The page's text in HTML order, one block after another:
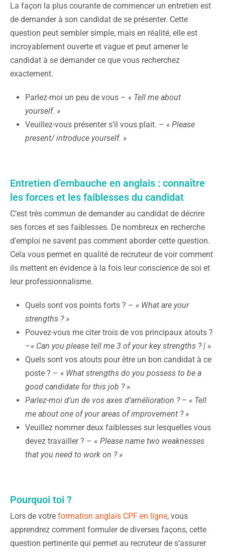
La façon la plus courante de commencer un entretien est
de demander à son candidat de se présenter. Cette
question peut sembler simple, mais en réalité, elle est
incroyablement ouverte et vague et peut amener le
candidat à se demander ce que vous recherchez
exactement.
Parlez-moi un peu de vous – « Tell me about
yourself. »
Veuillez-vous présenter s’il vous plait. – « Please
present/ introduce yourself. »
Entretien d’embauche en anglais : connaître
les forces et les faiblesses du candidat
C’est très commun de demander au candidat de décrire
ses forces et ses faiblesses. De nombreux en recherche
d’emploi ne savent pas comment aborder cette question.
Cela vous permet en qualité de recruteur de voir comment
ils mettent en évidence à la fois leur conscience de soi et
leur professionnalisme.
Quels sont vos points forts ? – « What are your
strengths ? »
Pouvez-vous me citer trois de vos principaux atouts ?
–« Can you please tell me 3 of your key strengths ? | »
Quels sont vos atouts pour être un bon candidat à ce
poste ? – « What strengths do you possess to be a
good candidate for this job ? »
Parlez-moi d’un de vos axes d’amélioration ? – « Tell
me about one of your areas of improvement ? »
Veuillez nommer deux faiblesses sur lesquelles vous
devez travailler ? – « Please name two weaknesses
that you need to work on ? »
Pourquoi toi ?
Lors de votre formation anglais CPF en ligne, vous
apprendrez comment formuler de diverses façons, cette
question pertinente qui permet au recruteur de s’assurer